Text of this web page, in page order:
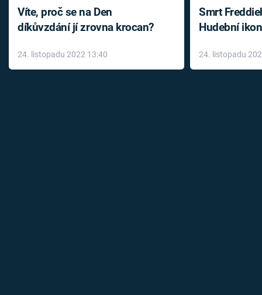
Víte, proč se na Den
díkůvzdání jí zrovna krocan?
24. listopadu 2022 13:40
Smrt
Hudební
léky
24. listopadu